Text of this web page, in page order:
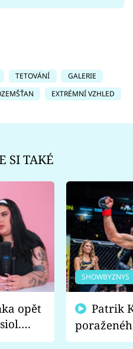
TETOVÁNÍ
GALERIE
EXTRÉMNÍ VZHLED
SI TAKÉ
opět
a
SHOWBYZNYS
fanoušci